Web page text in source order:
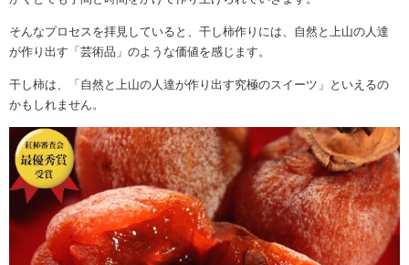
そんなプロセスを拝見していると、干し柿作りには、自然と上山の人達
が作り出す「芸術品」のような価値を感じます。
干し柿は、「自然と上山の人達が作り出す究極のスイーツ」といえるの
かもしれません。